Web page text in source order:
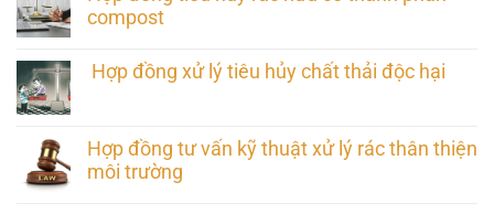
compost
Hợp đồng xử lý tiêu hủy chất thải độc hại
Hợp đồng tư vấn kỹ thuật xử lý rác thân thiện
môi trường